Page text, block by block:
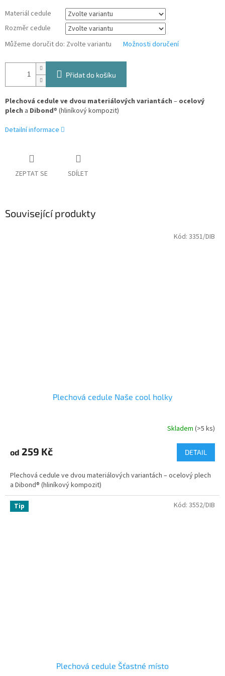
Materiál cedule
Rozměr cedule
Můžeme doručit do: Zvolte variantu Možnosti doručení
Přidat do košíku
Plechová cedule ve dvou materiálových variantách – ocelový
plech a Dibond® (hliníkový kompozit)
Detailní informace
ZEPTAT SE SDÍLET
Související produkty
Plechová cedule Naše cool holky
Skladem (>5 ks)
od 259 Kč DETAIL
Plechová cedule ve dvou materiálových variantách – ocelový plech
a Dibond® (hliníkový kompozit)
Kód: 3351/DIB
Tip
Plechová cedule Šťastné místo
Kód: 3552/DIB